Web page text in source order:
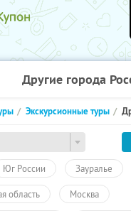
Другие города
Экскурсионные туры
Юг России Зауралье
область Москва